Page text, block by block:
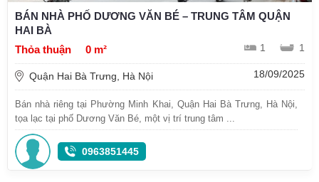
BÁN NHÀ PHỐ DƯƠNG VĂN BÉ – TRUNG TÂM QUẬN
HAI BÀ
Thỏa thuận
0 m² 1 1
Quận Hai Bà Trưng, Hà Nội 18/09/2025
Bán nhà riêng tại Phường Minh Khai, Quận Hai Bà Trưng, Hà Nội,
tọa lạc tại phố Dương Văn Bé, một vị trí trung tâm ...
0963851445